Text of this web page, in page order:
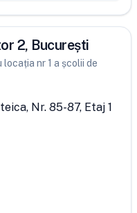
2, București
nr 1 a școlii de
Nr. 85-87, Etaj 1